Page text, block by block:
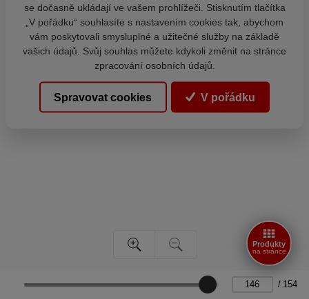
/ 154
Produkty
na stránce
se dočasně ukládají ve vašem prohlížeči. Stisknutím tlačítka
„V pořádku“ souhlasíte s nastavením cookies tak, abychom
vám poskytovali smysluplné a užitečné služby na základě
vašich údajů. Svůj souhlas můžete kdykoli změnit na stránce
zpracování osobních údajů.
Spravovat cookies V pořádku